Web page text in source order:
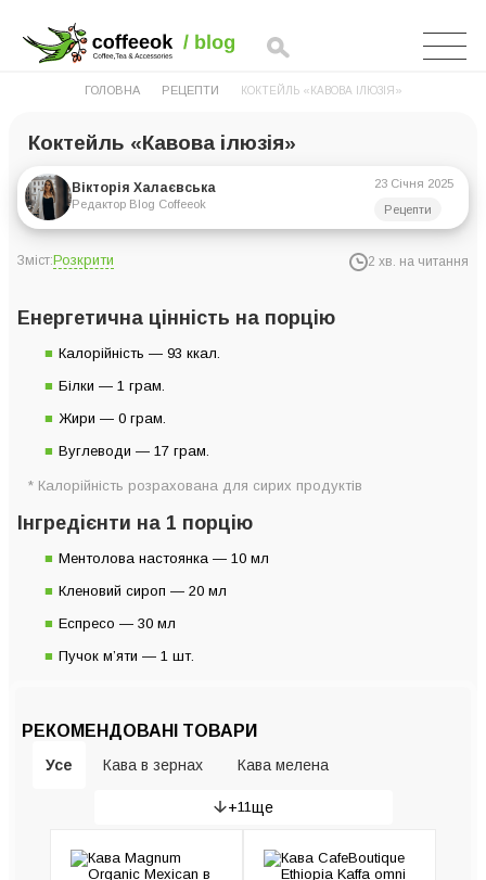
ГОЛОВНА РЕЦЕПТИ КОКТЕЙЛЬ «КАВОВА ІЛЮЗІЯ»
Коктейль «Кавова ілюзія»
Вікторія Халаєвська
Редактор Blog Coffeeok
23 Січня 2025
Рецепти
Зміст:Розкрити 2 хв. на читання
Інструкція з приготування
Енергетична цінність на порцію
Калорійність — 93 ккал.
Білки — 1 грам.
Жири — 0 грам.
Вуглеводи — 17 грам.
* Калорійність розрахована для сирих продуктів
Інгредієнти на 1 порцію
Ментолова настоянка — 10 мл
Кленовий сироп — 20 мл
Еспресо — 30 мл
Пучок м’яти — 1 шт.
РЕКОМЕНДОВАНІ ТОВАРИ
Усе Кава в зернах Кава мелена
Рожкові кавоварки
Кавомашини Кавомолки
+11 ще